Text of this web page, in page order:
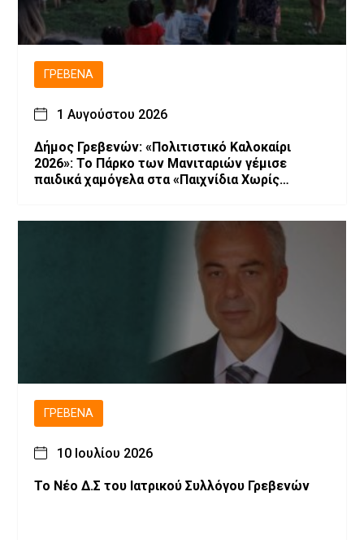
ΓΡΕΒΕΝΆ
1 Αυγούστου 2026
Δήμος Γρεβενών: «Πολιτιστικό Καλοκαίρι
2026»: Το Πάρκο των Μανιταριών γέμισε
παιδικά χαμόγελα στα «Παιχνίδια Χωρίς
ΓΡΕΒΕΝΆ
10 Ιουλίου 2026
Το Νέο Δ.Σ του Ιατρικού Συλλόγου Γρεβενών